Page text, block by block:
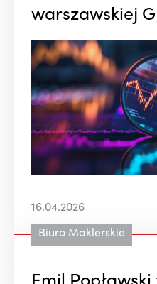
warszawskiej
16.04.2026
Biuro Maklerskie